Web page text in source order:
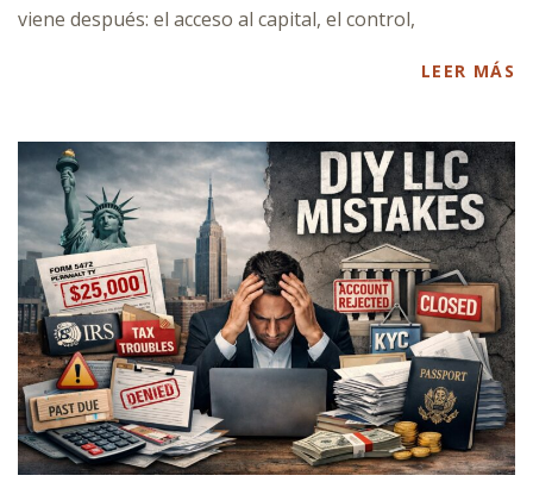
viene después: el acceso al capital, el control,
LEER MÁS